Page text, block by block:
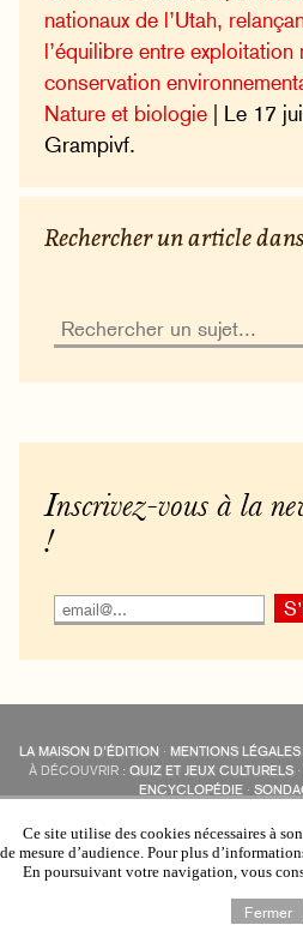
nationaux de l’Utah,
l’équilibre entre exploitation
conservation
Nature et biologie | Le 17
Grampivf.
Rechercher un article
Inscrivez-vous à la
!
LA MAISON D’ÉDITION · MENTIONS LÉGALES
À DÉCOUVRIR : QUIZ ET JEUX CULTURELS ·
ENCYCLOPÉDIE·
COLLECTIONS :SAMBUC·ÉDISOLUM·
AUTRES SITES :COLL. «
Ce site utilise des cookies nécessaires à
de mesure d’audience. Pour plus
En poursuivant votre navigation, vous
Fermer